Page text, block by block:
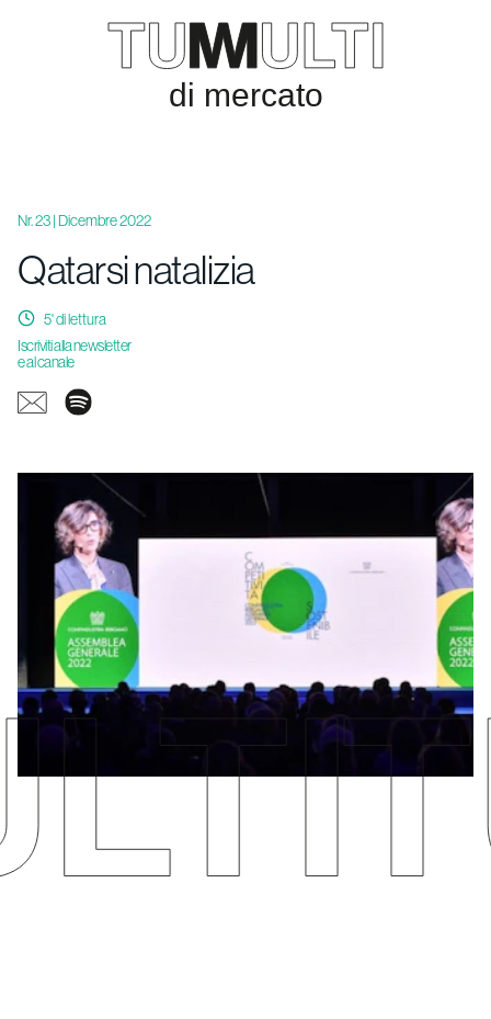
Nr. 23 | Dicembre 2022
Qatarsi natalizia
5' di lettura
Iscriviti alla newsletter
e al canale